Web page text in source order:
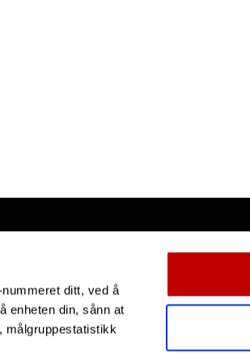
ditt, ved å
enheten din, sånn at
målgruppestatistikk